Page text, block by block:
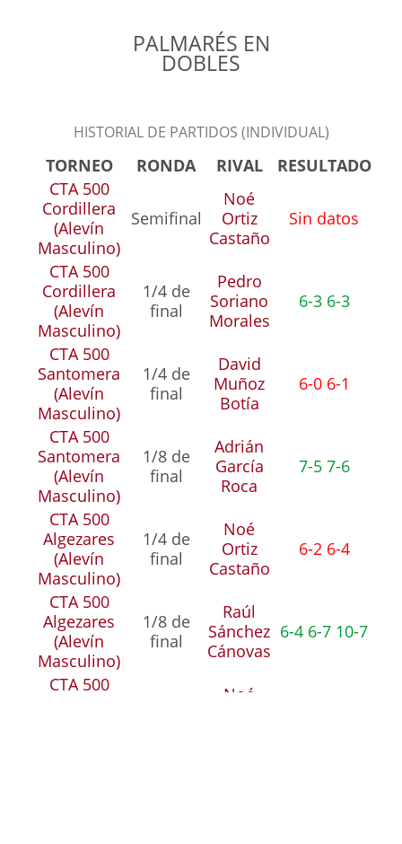
PALMARÉS EN
DOBLES
HISTORIAL DE PARTIDOS (INDIVIDUAL)
TORNEO RONDA RIVAL
RESULTADO
CTA 500
Cordillera
(Alevín
Masculino)
Semifinal
Noé
Ortiz
Castaño
Sin datos
CTA 500
Cordillera
(Alevín
Masculino)
1/4 de
final
Pedro
Soriano
Morales
6-3 6-3
CTA 500
Santomera
(Alevín
Masculino)
1/4 de
final
David
Muñoz
Botía
6-0 6-1
CTA 500
Santomera
(Alevín
Masculino)
1/8 de
final
Adrián
García
Roca
7-5 7-6
CTA 500
Algezares
(Alevín
Masculino)
1/4 de
final
Noé
Ortiz
Castaño
6-2 6-4
CTA 500
Algezares
(Alevín
Masculino)
1/8 de
final
Raúl
Sánchez
Cánovas
6-4 6-7 10-7
CTA 500
Noé